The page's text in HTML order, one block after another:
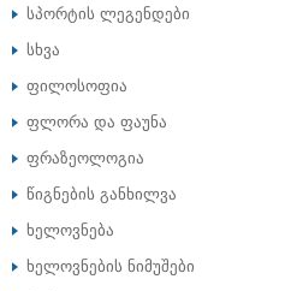
სპორტის ლეგენდები
სხვა
ფილოსოფია
ფლორა და ფაუნა
ფრაზეოლოგია
წიგნების განხილვა
ხელოვნება
ხელოვნების ნიმუშები